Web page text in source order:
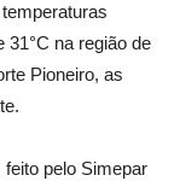
31°C na região de
Pioneiro, as
pelo Simepar